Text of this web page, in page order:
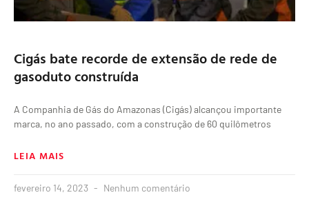
Cigás bate recorde de extensão de rede de
gasoduto construída
A Companhia de Gás do Amazonas (Cigás) alcançou importante
marca, no ano passado, com a construção de 60 quilômetros
LEIA MAIS
fevereiro 14, 2023 Nenhum comentário